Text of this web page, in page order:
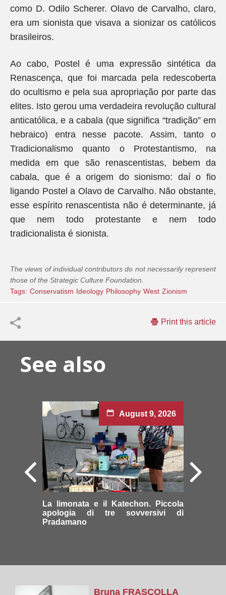
como D. Odilo Scherer. Olavo de Carvalho, claro,
era um sionista que visava a sionizar os católicos
brasileiros.
Ao cabo, Postel é uma expressão sintética da
Renascença, que foi marcada pela redescoberta
do ocultismo e pela sua apropriação por parte das
elites. Isto gerou uma verdadeira revolução cultural
anticatólica, e a cabala (que significa “tradição” em
hebraico) entra nesse pacote. Assim, tanto o
Tradicionalismo quanto o Protestantismo, na
medida em que são renascentistas, bebem da
cabala, que é a origem do sionismo: daí o fio
ligando Postel a Olavo de Carvalho. Não obstante,
esse espírito renascentista não é determinante, já
que nem todo protestante e nem todo
tradicionalista é sionista.
The views of individual contributors do not necessarily represent
those of the Strategic Culture Foundation.
Tags: Conservatism Ideology Philosophy West Zionism
Print this article
See also
August 9, 2026
La limonata e il Katechon. Piccola
apologia di tre sovversivi di
Pradamano
Bruna FRASCOLLA